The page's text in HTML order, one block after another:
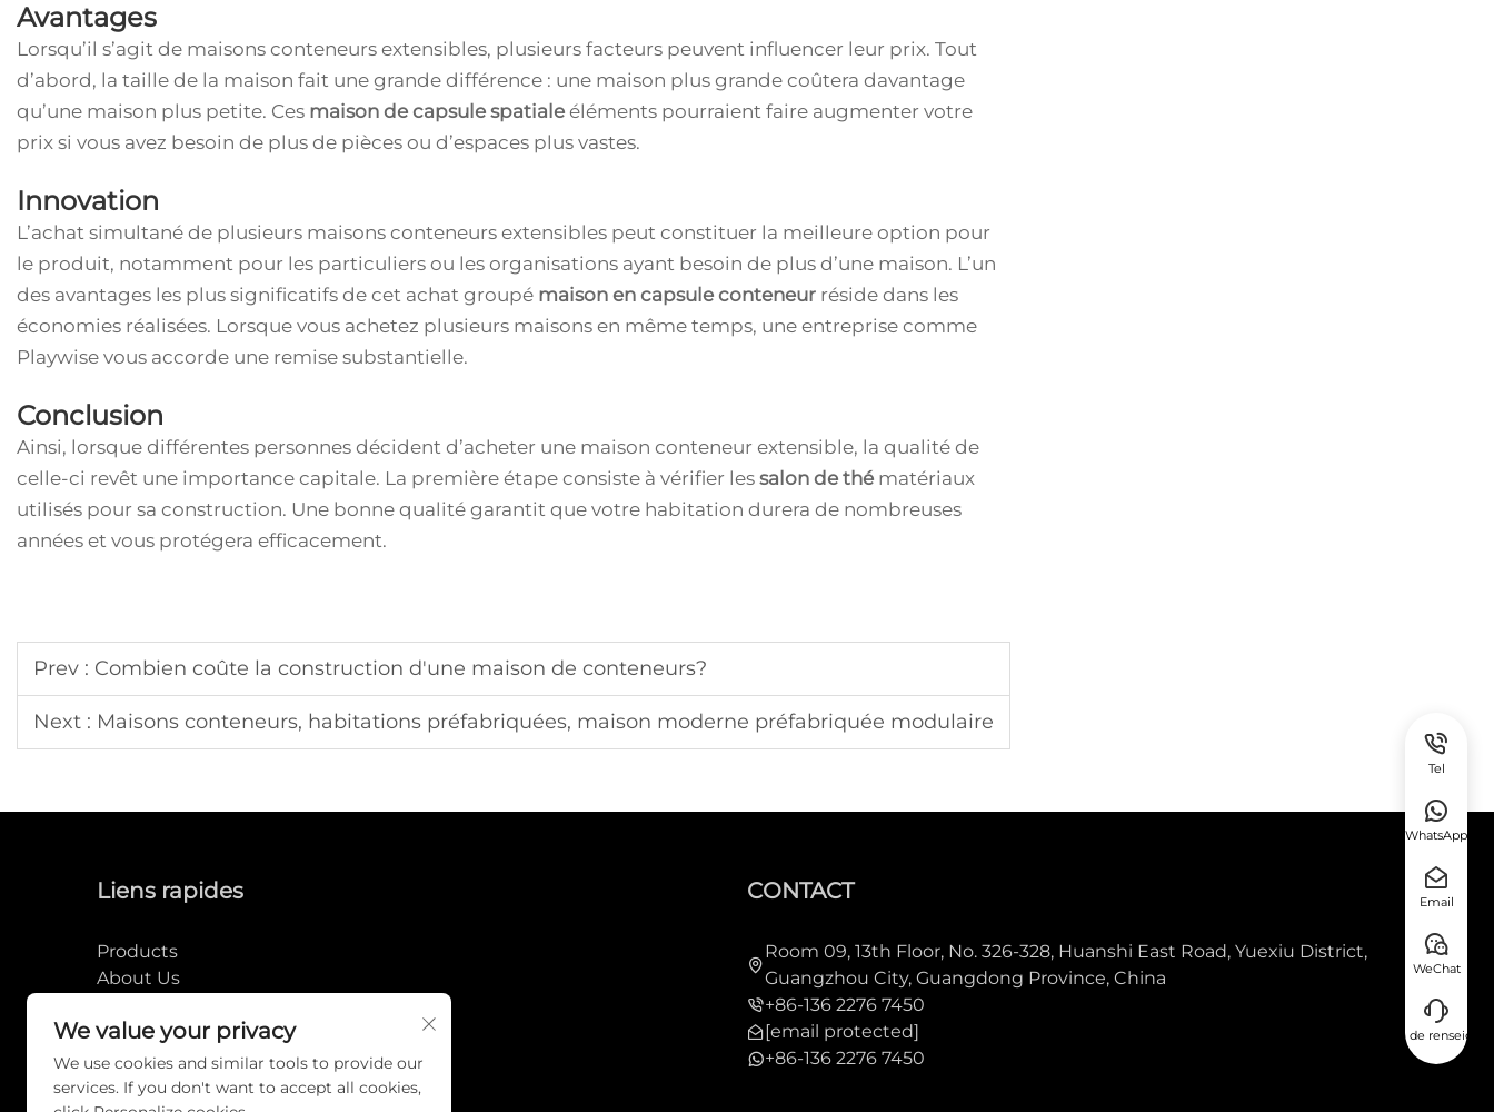
Avantages
Lorsqu’il s’agit de maisons conteneurs extensibles, plusieurs facteurs peuvent influencer leur prix. Tout
d’abord, la taille de la maison fait une grande différence : une maison plus grande coûtera davantage
qu’une maison plus petite. Ces maison de capsule spatiale éléments pourraient faire augmenter votre
prix si vous avez besoin de plus de pièces ou d’espaces plus vastes.
Innovation
L’achat simultané de plusieurs maisons conteneurs extensibles peut constituer la meilleure option pour
le produit, notamment pour les particuliers ou les organisations ayant besoin de plus d’une maison. L’un
des avantages les plus significatifs de cet achat groupé maison en capsule conteneur réside dans les
économies réalisées. Lorsque vous achetez plusieurs maisons en même temps, une entreprise comme
Playwise vous accorde une remise substantielle.
Conclusion
Ainsi, lorsque différentes personnes décident d’acheter une maison conteneur extensible, la qualité de
celle-ci revêt une importance capitale. La première étape consiste à vérifier les salon de thé matériaux
utilisés pour sa construction. Une bonne qualité garantit que votre habitation durera de nombreuses
années et vous protégera efficacement.
Prev : Combien coûte la construction d'une maison de conteneurs?
Next : Maisons conteneurs, habitations préfabriquées, maison moderne préfabriquée modulaire
Liens rapides
Products
About Us
Project
FAQ
Contact Us
CONTACT
Room 09, 13th Floor, No. 326-328, Huanshi East Road, Yuexiu District,
Guangzhou City, Guangdong Province, China
+86-136 2276 7450
[email protected]
+86-136 2276 7450
Tel
WhatsApp
Email
WeChat
Demande de
We value your privacy
We use cookies and similar tools to provide our
services. If you don't want to accept all cookies,